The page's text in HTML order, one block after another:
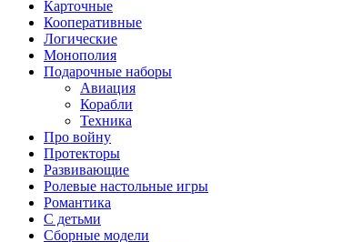
Карточные
Кооперативные
Логические
Монополия
Подарочные наборы
Авиация
Корабли
Техника
Про войну
Протекторы
Развивающие
Ролевые настольные игры
Романтика
С детьми
Сборные модели